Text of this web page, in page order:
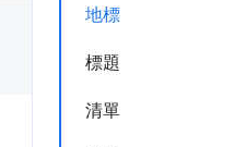
地標
標題
清單